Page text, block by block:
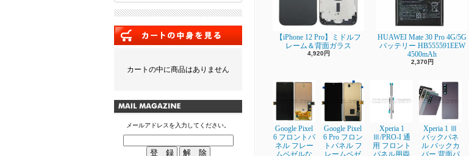
カートの中に商品はありません
メールアドレスを入力してください。
【iPhone 12 Pro】ミドルフ
レーム＆背面ガラス
4,920円
HUAWEI Mate 30 Pro 4G/5G
バッテリー HB555591EEW
4500mAh
2,370円
Google Pixel
6 フロントパ
ネル フレー
ムベゼルな
Google Pixel
6 Pro フロン
トパネル フ
レームベゼ
Xperia 1
Ⅲ/PRO-I 通
用 フロント
パネル用両
Xperia 1 Ⅲ
バックパネ
ル バックカ
バー 背面パ